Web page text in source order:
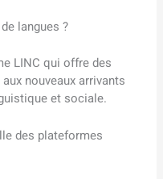
langues ?
LINC qui offre des
nouveaux arrivants
et sociale.
des plateformes